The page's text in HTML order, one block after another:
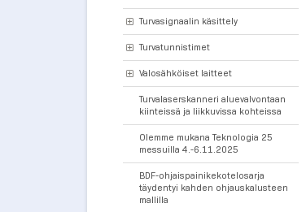
Turvasignaalin käsittely
Turvatunnistimet
Valosähköiset laitteet
Turvalaserskanneri aluevalvontaan
kiinteissä ja liikkuvissa kohteissa
Olemme mukana Teknologia 25
messuilla 4.-6.11.2025
BDF-ohjaispainikekotelosarja
täydentyi kahden ohjauskalusteen
mallilla